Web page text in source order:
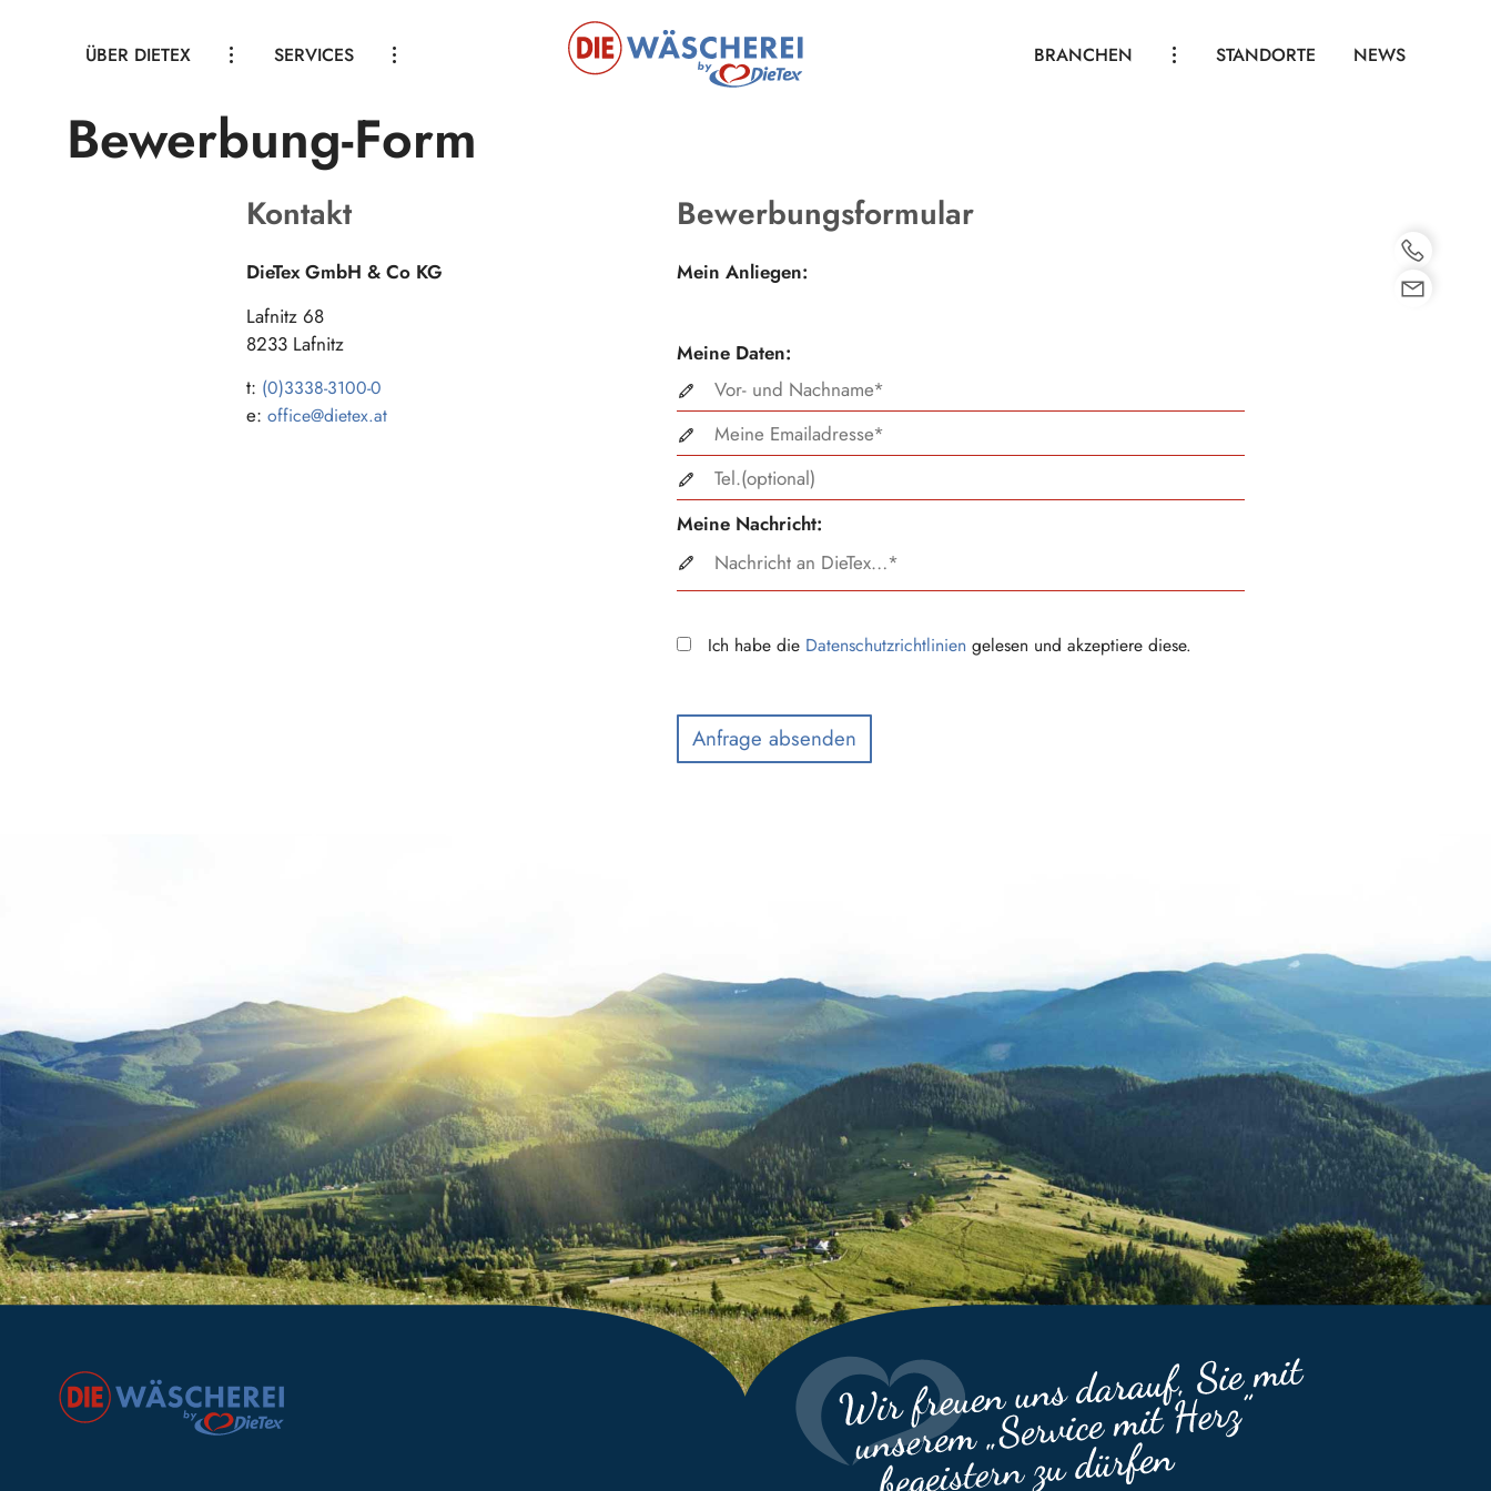
ÜBER DIETEX
ANSPRECHPARTNER
NACHHALTIGKEIT
KARRIERE
KONTAKT
SERVICES
MIETWÄSCHE
INDIVIDUELLE WÄSCHE
LOHNWÄSCHE
ARBEITSKLEIDUNG
SCHADENSANIERUNG
BRANCHEN STANDORTE NEWS
Bewerbung-Form
Kontakt
DieTex GmbH & Co KG
Lafnitz 68
8233 Lafnitz
t: (0)3338-3100-0
e: office@­dietex.at
Bewerbungsformular
Mein Anliegen:
Meine Daten:
Meine Nachricht:
Ich habe die Datenschutzrichtlinien gelesen und akzeptiere diese.